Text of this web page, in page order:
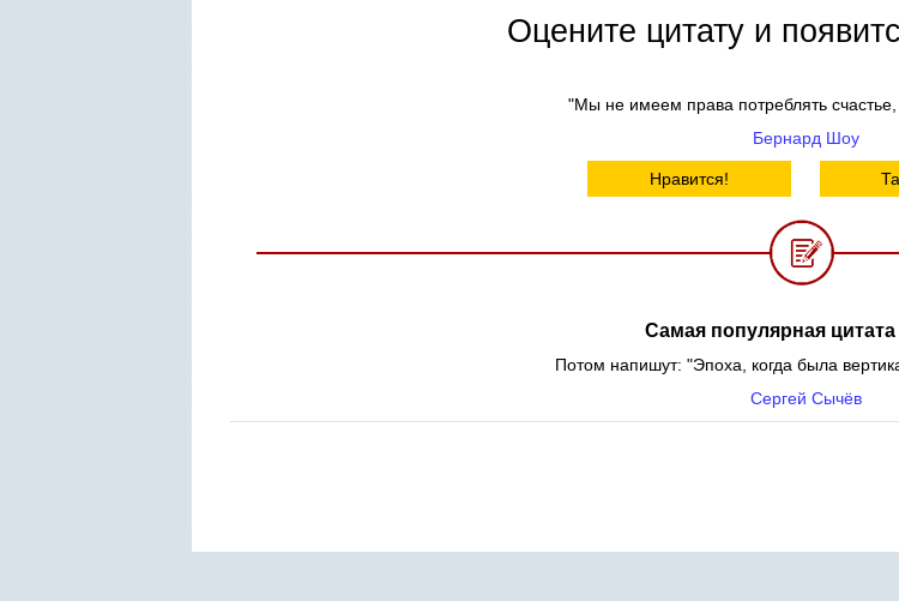
Оцените цитату и
"Мы не имеем права потреблять счастье,
Бернард Шоу
Нравится!
Самая популярная цитата
Потом напишут: "Эпоха, когда была
Сергей Сычёв